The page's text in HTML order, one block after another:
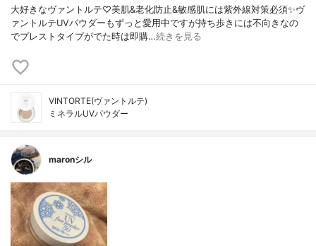
大好きなヴァントルテ♡美肌&老化防止&敏感肌には紫外線対策必須✨ヴ
ァントルテUVパウダーもずっと愛用中ですが持ち歩きには不向きなの
でプレストタイプがでた時は即購…続きを見る
VINTORTE(ヴァントルテ)
ミネラルUVパウダー
maronシル